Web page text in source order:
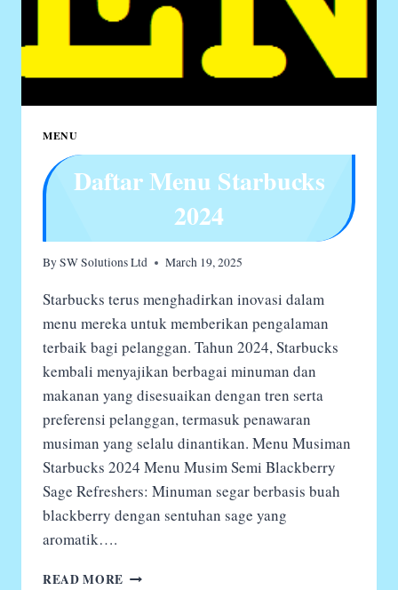
MENU
Daftar Menu Starbucks
2024
BySW Solutions Ltd March 19, 2025
Starbucks terus menghadirkan inovasi dalam
menu mereka untuk memberikan pengalaman
terbaik bagi pelanggan. Tahun 2024, Starbucks
kembali menyajikan berbagai minuman dan
makanan yang disesuaikan dengan tren serta
preferensi pelanggan, termasuk penawaran
musiman yang selalu dinantikan. Menu Musiman
Starbucks 2024 Menu Musim Semi Blackberry
Sage Refreshers: Minuman segar berbasis buah
blackberry dengan sentuhan sage yang
aromatik….
READ MORE DAFTAR